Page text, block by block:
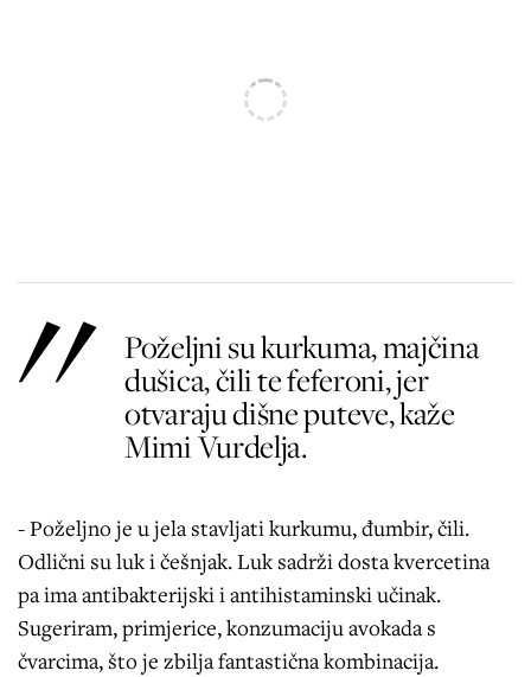
Poželjni su kurkuma, majčina
dušica, čili te feferoni, jer
otvaraju dišne puteve, kaže
Mimi Vurdelja.
- Poželjno je u jela stavljati kurkumu, đumbir, čili.
Odlični su luk i češnjak. Luk sadrži dosta kvercetina
pa ima antibakterijski i antihistaminski učinak.
Sugeriram, primjerice, konzumaciju avokada s
čvarcima, što je zbilja fantastična kombinacija.